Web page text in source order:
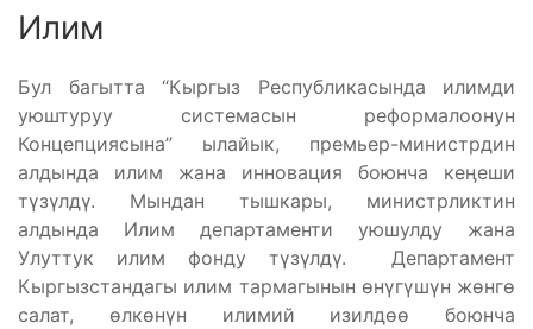
Илим
Бул багытта “Кыргыз Республикасында илимди
уюштуруу системасын реформалоонун
Концепциясына” ылайык, премьер-министрдин
алдында илим жана инновация боюнча кеӊеши
түзүлдү. Мындан тышкары, министрликтин
алдында Илим департаменти уюшулду жана
Улуттук илим фонду түзүлдү. Департамент
Кыргызстандагы илим тармагынын өнүгүшүн жөнгө
салат, өлкөнүн илимий изилдөө боюнча